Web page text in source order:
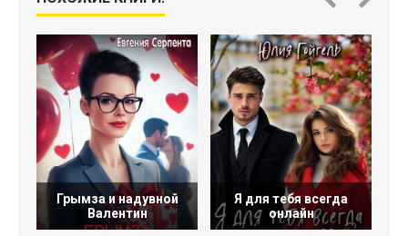
Грымза и надувной
Валентин
Я для тебя всегда
онлайн